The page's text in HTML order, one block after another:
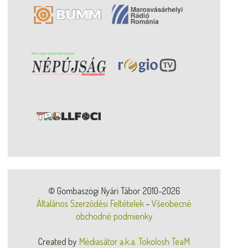
© Gombaszögi Nyári Tábor 2010-2026
Általános Szerződési Feltételek -Všeobecné
obchodné podmienky
Created by Médiasátor a.k.a. Tokolosh TeaM